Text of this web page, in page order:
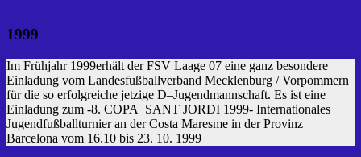
1999
Im Frühjahr 1999erhält der FSV Laage 07 eine ganz besondere
Einladung vom Landesfußballverband Mecklenburg / Vorpommern
für die so erfolgreiche jetzige D–Jugendmannschaft. Es ist eine
Einladung zum -8. COPA SANT JORDI 1999- Internationales
Jugendfußballturnier an der Costa Maresme in der Provinz
Barcelona vom 16.10 bis 23. 10. 1999